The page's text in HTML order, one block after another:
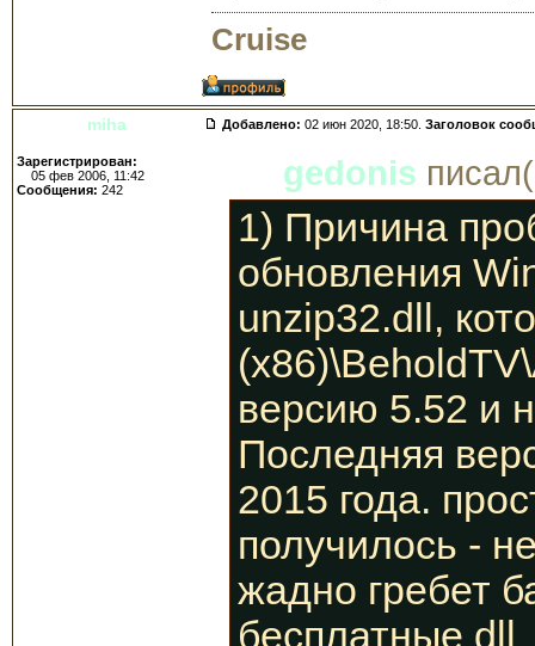
Cruise
miha Добавлено: 02 июн 2020, 18:50. Заголовок
Зарегистрирован:
05 фев 2006, 11:42
Сообщения: 242 gedonis
1) Причина
обновления
unzip32.dll,
версию 5.52 и
Последняя
2015 года.
получилось -
жадно гребет
бесплатные dll